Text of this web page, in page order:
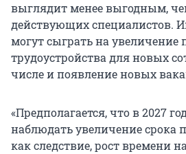
выглядит менее выгодным,
действующих специалистов.
могут сыграть на увеличение
трудоустройства для новых
числе и появление новых
«Предполагается, что в 2027
наблюдать увеличение срока
как следствие, рост времени